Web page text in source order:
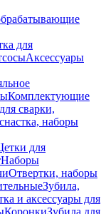
для
Аксессуары
Комплектующие
сварки,
наборы
для
Наборы
Отвертки, наборы
Зубила,
и аксессуары для
КоронкиЗубила для